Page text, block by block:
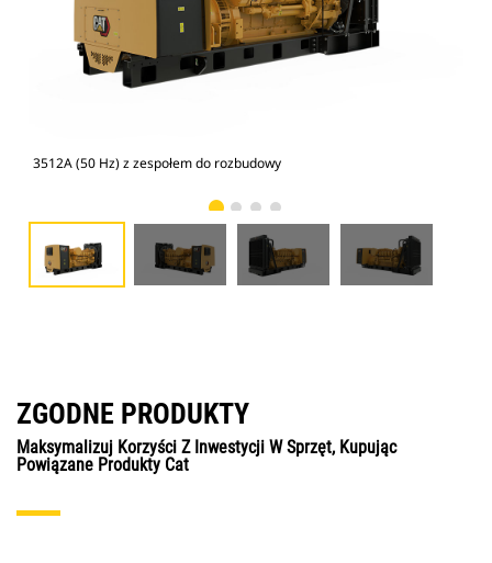
3512A (50 Hz) z zespołem do rozbudowy
ZGODNE PRODUKTY
Maksymalizuj Korzyści Z Inwestycji W Sprzęt, Kupując
Powiązane Produkty Cat